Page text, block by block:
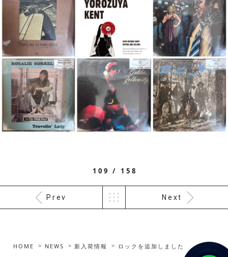
109 / 158
Prev Next
HOME NEWS 新入荷情報 ロックを追加しました